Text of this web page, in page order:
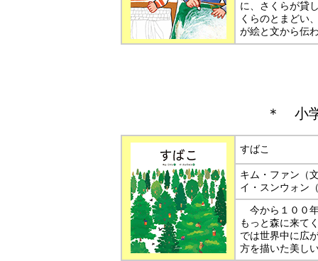
に、さくらが貸
くらのとまどい
が絵と文から伝
＊ 小
すばこ
キム・ファン
イ・スンウォン
今から１００
もっと森に来て
では世界中に広
方を描いた美し